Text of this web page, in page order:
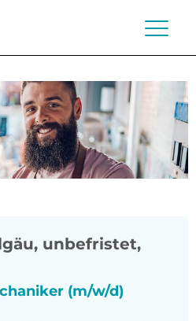
, unbefristet,
(m/w/d)